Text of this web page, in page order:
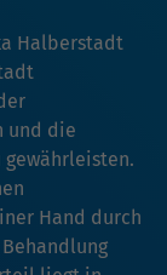
Halberstadt
und die
gewährleisten.
Hand durch